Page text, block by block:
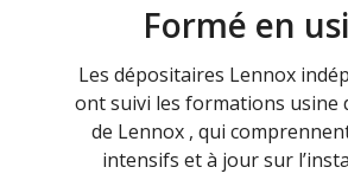
Formé en
Les dépositaires Lennox
ont suivi les formations usine
de Lennox , qui
intensifs et à jour sur